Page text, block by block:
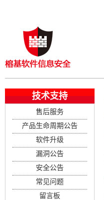
技术支持
售后服务
产品生命周期公告
软件升级
漏洞公告
安全公告
常见问题
留言板